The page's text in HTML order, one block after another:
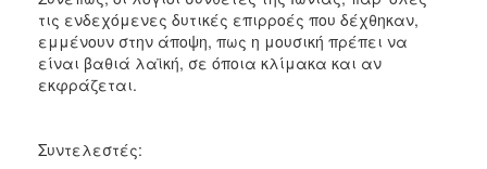
τις ενδεχόμενες δυτικές επιρροές που δέχθηκαν,
εμμένουν στην άποψη, πως η μουσική πρέπει να
είναι βαθιά λαϊκή, σε όποια κλίμακα και αν
εκφράζεται.
Συντελεστές: